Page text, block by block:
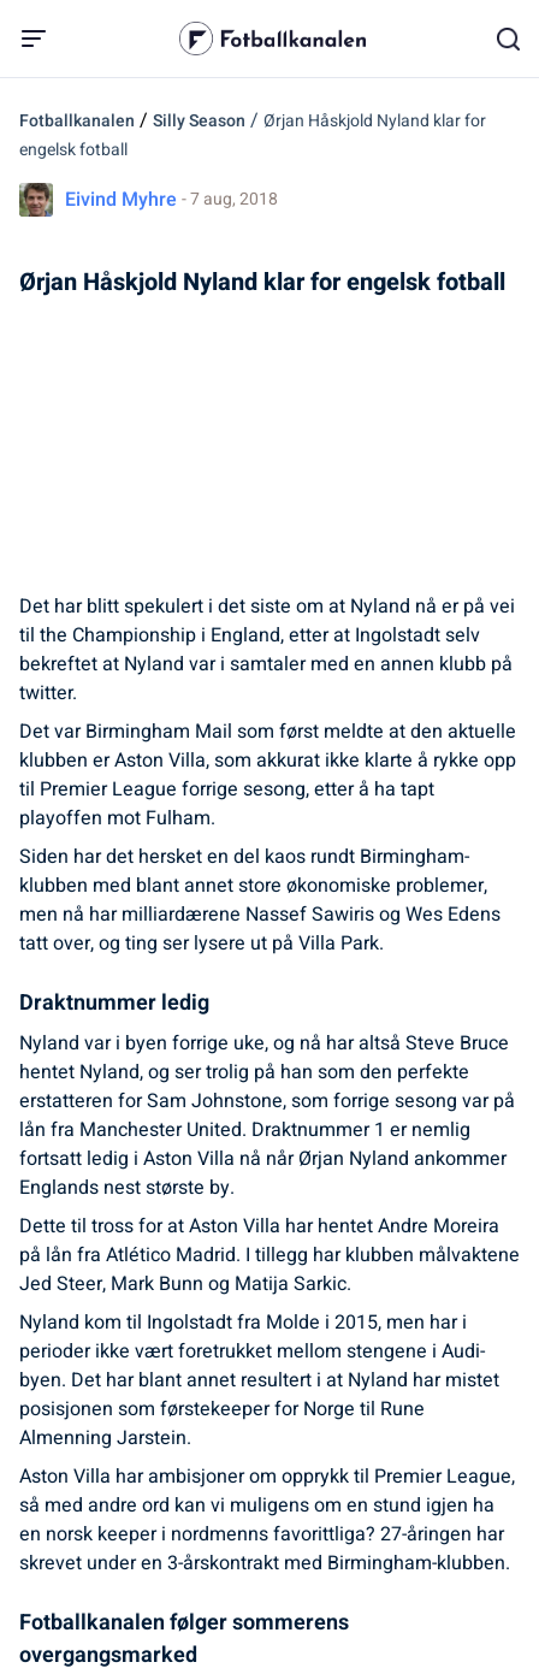
Fotballkanalen / Silly Season / Ørjan Håskjold Nyland klar for
engelsk fotball
Eivind Myhre - 7 aug, 2018
Ørjan Håskjold Nyland klar for engelsk fotball
Det har blitt spekulert i det siste om at Nyland nå er på vei
til the Championship i England, etter at Ingolstadt selv
bekreftet at Nyland var i samtaler med en annen klubb på
twitter.
Det var Birmingham Mail som først meldte at den aktuelle
klubben er Aston Villa, som akkurat ikke klarte å rykke opp
til Premier League forrige sesong, etter å ha tapt
playoffen mot Fulham.
Siden har det hersket en del kaos rundt Birmingham-
klubben med blant annet store økonomiske problemer,
men nå har milliardærene Nassef Sawiris og Wes Edens
tatt over, og ting ser lysere ut på Villa Park.
Draktnummer ledig
Nyland var i byen forrige uke, og nå har altså Steve Bruce
hentet Nyland, og ser trolig på han som den perfekte
erstatteren for Sam Johnstone, som forrige sesong var på
lån fra Manchester United. Draktnummer 1 er nemlig
fortsatt ledig i Aston Villa nå når Ørjan Nyland ankommer
Englands nest største by.
Dette til tross for at Aston Villa har hentet Andre Moreira
på lån fra Atlético Madrid. I tillegg har klubben målvaktene
Jed Steer, Mark Bunn og Matija Sarkic.
Nyland kom til Ingolstadt fra Molde i 2015, men har i
perioder ikke vært foretrukket mellom stengene i Audi-
byen. Det har blant annet resultert i at Nyland har mistet
posisjonen som førstekeeper for Norge til Rune
Almenning Jarstein.
Aston Villa har ambisjoner om opprykk til Premier League,
så med andre ord kan vi muligens om en stund igjen ha
en norsk keeper i nordmenns favorittliga? 27-åringen har
skrevet under en 3-årskontrakt med Birmingham-klubben.
Fotballkanalen følger sommerens
overgangsmarked